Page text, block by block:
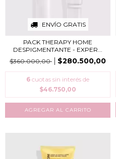
ENVÍO GRATIS
PACK THERAPY HOME
DESPIGMENTANTE - EXPER...
$360.000,00
$280.500,00
6 cuotas sin interés de
$46.750,00